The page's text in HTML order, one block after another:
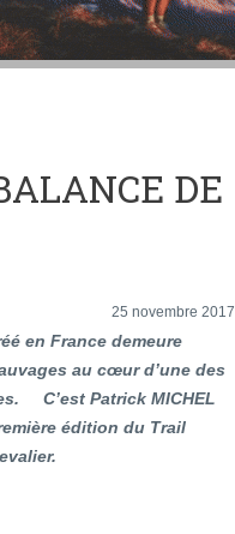
DE
25 novembre 2017
en France demeure
au cœur d’une des
C’est Patrick MICHEL
édition du Trail